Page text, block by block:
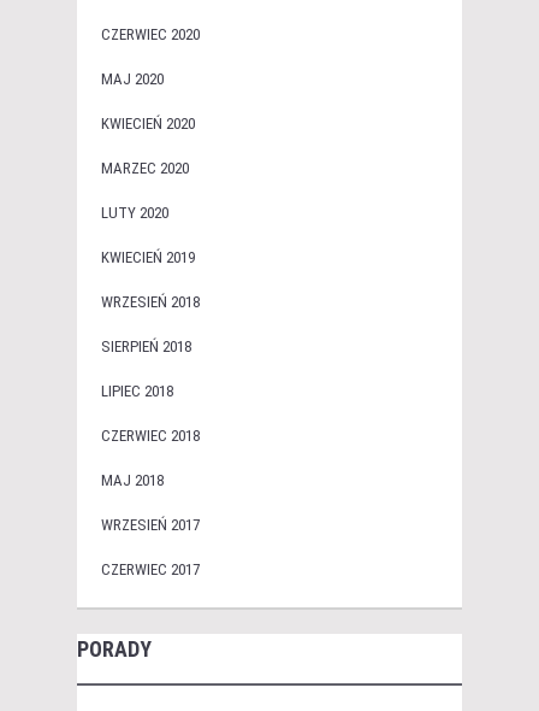
CZERWIEC 2020
MAJ 2020
KWIECIEŃ 2020
MARZEC 2020
LUTY 2020
KWIECIEŃ 2019
WRZESIEŃ 2018
SIERPIEŃ 2018
LIPIEC 2018
CZERWIEC 2018
MAJ 2018
WRZESIEŃ 2017
CZERWIEC 2017
PORADY